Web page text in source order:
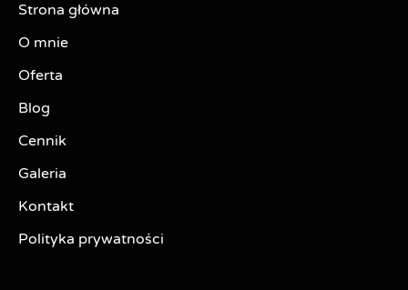
Strona główna
O mnie
Oferta
Blog
Cennik
Galeria
Kontakt
Polityka prywatności